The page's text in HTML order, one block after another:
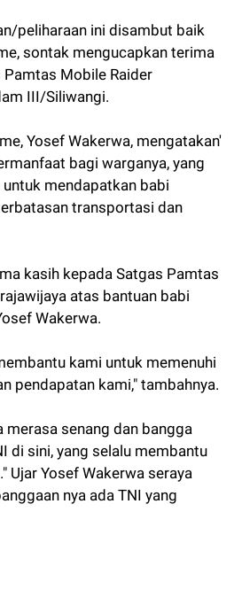
peliharaan ini disambut baik
sontak mengucapkan terima
Mobile Raider
III/Siliwangi.
Yosef Wakerwa, mengatakan'
bagi warganya, yang
mendapatkan babi
transportasi dan
kasih kepada Satgas Pamtas
atas bantuan babi
Wakerwa.
kami untuk memenuhi
pendapatan kami," tambahnya.
merasa senang dan bangga
di sini, yang selalu membantu
Ujar Yosef Wakerwa seraya
nya ada TNI yang